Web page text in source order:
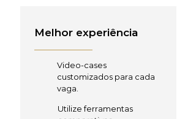
Melhor experiência
Video-cases
customizados para cada
vaga.
Utilize ferramentas